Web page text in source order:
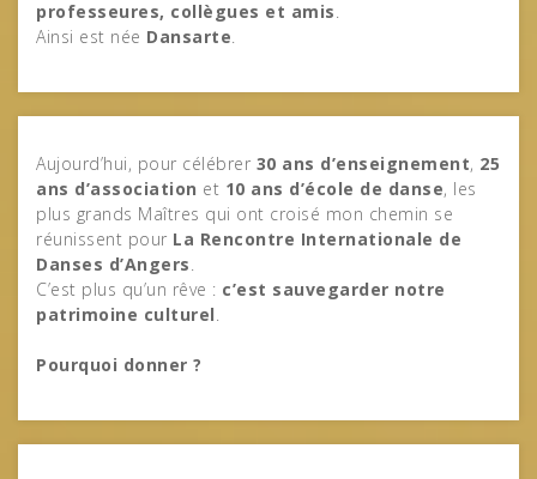
professeures, collègues et amis.
Ainsi est née Dansarte.
Aujourd’hui, pour célébrer 30 ans d’enseignement, 25
ans d’association et 10 ans d’école de danse, les
plus grands Maîtres qui ont croisé mon chemin se
réunissent pour La Rencontre Internationale de
Danses d’Angers.
C’est plus qu’un rêve : c’est sauvegarder notre
patrimoine culturel.
Pourquoi donner ?